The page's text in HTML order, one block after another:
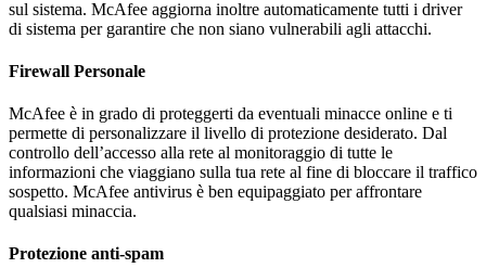
sul sistema. McAfee aggiorna inoltre automaticamente tutti i driver
di sistema per garantire che non siano vulnerabili agli attacchi.
Firewall Personale
McAfee è in grado di proteggerti da eventuali minacce online e ti
permette di personalizzare il livello di protezione desiderato. Dal
controllo dell’accesso alla rete al monitoraggio di tutte le
informazioni che viaggiano sulla tua rete al fine di bloccare il traffico
sospetto. McAfee antivirus è ben equipaggiato per affrontare
qualsiasi minaccia.
Protezione anti-spam